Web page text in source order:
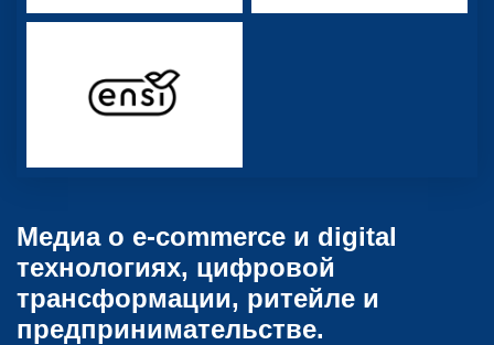
Медиа о e-commerce и digital
технологиях, цифровой
трансформации, ритейле и
предпринимательстве.